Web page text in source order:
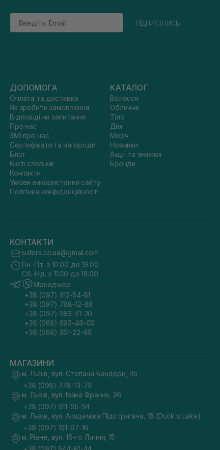
Email
підписатись
ДОПОМОГА
Оплата та доставка
Як зробити замовлення
Відповіді на запитання
Про нас
ЗМІ про нас
Сертифікати та нагороди
Блог
Бюті словник
Контакти
Умови використання сайту
Політика конфіденційності
КАТАЛОГ
Волосся
Обличчя
Тіло
Дім
Мерч
Новинки
Акції та знижки
Бренди
КОНТАКТИ
sisters.co.ua@gmail.com
Пн.-Пт. з 10:00 до 19:00
Сб.-Нд. з 11:00 до 18:00
Менеджер
+38 (097) 612-54-81
+38 (097) 788-12-88
+38 (097) 983-41-20
+38 (068) 693-46-00
+38 (068) 951-22-86
МАГАЗИНИ
м. Львів, вул. Степана Бандери, 45
+38 (098) 778-13-79
м. Львів, вул. Івана Франка, 36
+38 (097) 611-95-94
м. Львів, вул. Академіка Підстригача, 1В (Duck's Lake)
+38 (097) 101-97-16
м. Рівне, вул. 16-го Липня, 15